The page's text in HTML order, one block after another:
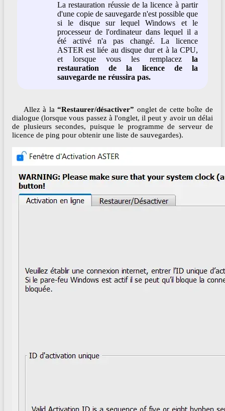
La restauration réussie de la licence à partir
d'une copie de sauvegarde n'est possible que
si le disque sur lequel Windows et le
processeur de l'ordinateur dans lequel il a
été activé n'a pas changé. La licence
ASTER est liée au disque dur et à la CPU,
et lorsque vous les remplacez la
restauration de la licence de la
sauvegarde ne réussira pas.
Allez à la“Restaurer/désactiver” onglet de cette boîte de
dialogue (lorsque vous passez à l'onglet, il peut y avoir un délai
de plusieurs secondes, puisque le programme de serveur de
licence de ping pour obtenir une liste de sauvegardes).